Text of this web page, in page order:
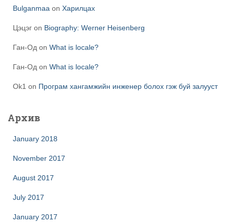
Bulganmaa on Харилцах
Цэцэг on Biography: Werner Heisenberg
Ган-Од on What is locale?
Ган-Од on What is locale?
Ok1 on Програм хангамжийн инженер болох гэж буй залууст
Архив
January 2018
November 2017
August 2017
July 2017
January 2017